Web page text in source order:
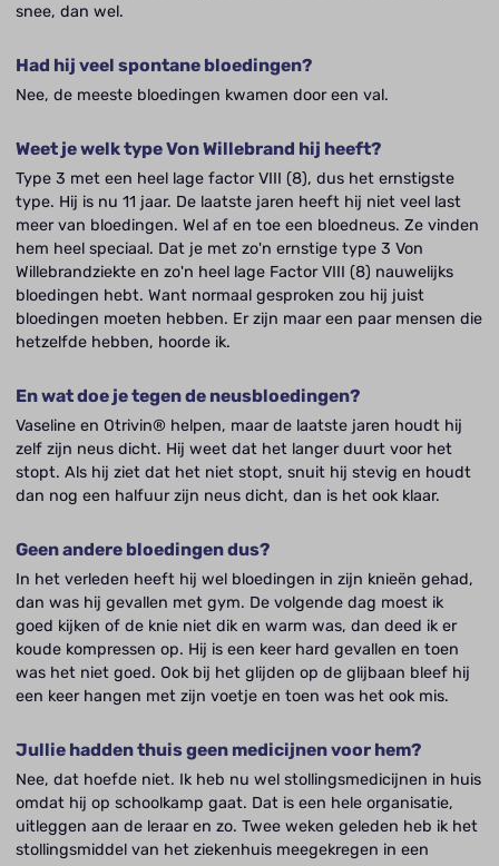
snee, dan wel.
Had hij veel spontane bloedingen?
Nee, de meeste bloedingen kwamen door een val.
Weet je welk type Von Willebrand hij heeft?
Type 3 met een heel lage factor VIII (8), dus het ernstigste
type. Hij is nu 11 jaar. De laatste jaren heeft hij niet veel last
meer van bloedingen. Wel af en toe een bloedneus. Ze vinden
hem heel speciaal. Dat je met zo'n ernstige type 3 Von
Willebrandziekte en zo'n heel lage Factor VIII (8) nauwelijks
bloedingen hebt. Want normaal gesproken zou hij juist
bloedingen moeten hebben. Er zijn maar een paar mensen die
hetzelfde hebben, hoorde ik.
En wat doe je tegen de neusbloedingen?
Vaseline en Otrivin® helpen, maar de laatste jaren houdt hij
zelf zijn neus dicht. Hij weet dat het langer duurt voor het
stopt. Als hij ziet dat het niet stopt, snuit hij stevig en houdt
dan nog een halfuur zijn neus dicht, dan is het ook klaar.
Geen andere bloedingen dus?
In het verleden heeft hij wel bloedingen in zijn knieën gehad,
dan was hij gevallen met gym. De volgende dag moest ik
goed kijken of de knie niet dik en warm was, dan deed ik er
koude kompressen op. Hij is een keer hard gevallen en toen
was het niet goed. Ook bij het glijden op de glijbaan bleef hij
een keer hangen met zijn voetje en toen was het ook mis.
Jullie hadden thuis geen medicijnen voor hem?
Nee, dat hoefde niet. Ik heb nu wel stollingsmedicijnen in huis
omdat hij op schoolkamp gaat. Dat is een hele organisatie,
uitleggen aan de leraar en zo. Twee weken geleden heb ik het
stollingsmiddel van het ziekenhuis meegekregen in een